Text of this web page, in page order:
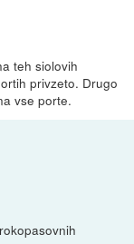
teh siolovih
privzeto. Drugo
vse porte.